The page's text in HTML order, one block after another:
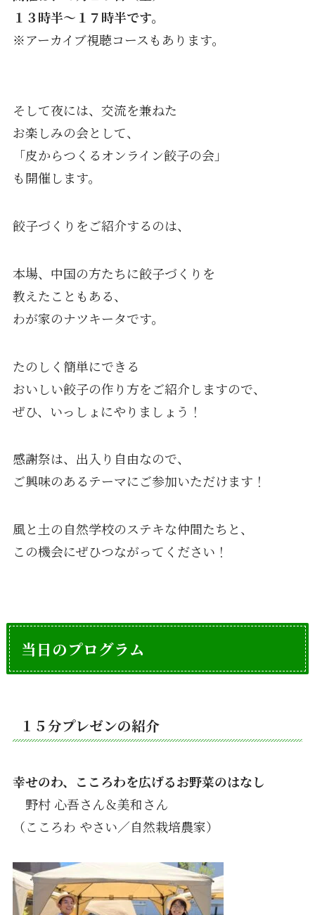
１３時半〜１７時半です。
※アーカイブ視聴コースもあります。
そして夜には、交流を兼ねた
お楽しみの会として、
「皮からつくるオンライン餃子の会」
も開催します。
餃子づくりをご紹介するのは、
本場、中国の方たちに餃子づくりを
教えたこともある、
わが家のナツキータです。
たのしく簡単にできる
おいしい餃子の作り方をご紹介しますので、
ぜひ、いっしょにやりましょう！
感謝祭は、出入り自由なので、
ご興味のあるテーマにご参加いただけます！
風と土の自然学校のステキな仲間たちと、
この機会にぜひつながってください！
当日のプログラム
１５分プレゼンの紹介
幸せのわ、こころわを広げるお野菜のはなし
野村 心吾さん＆美和さん
（こころわ やさい／自然栽培農家）